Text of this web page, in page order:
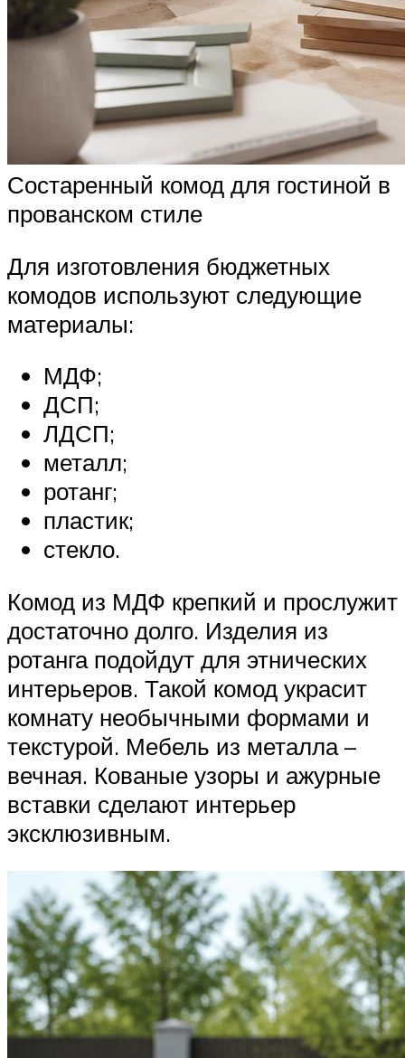
Состаренный комод для гостиной в
прованском стиле
Для изготовления бюджетных
комодов используют следующие
материалы:
МДФ;
ДСП;
ЛДСП;
металл;
ротанг;
пластик;
стекло.
Комод из МДФ крепкий и прослужит
достаточно долго. Изделия из
ротанга подойдут для этнических
интерьеров. Такой комод украсит
комнату необычными формами и
текстурой. Мебель из металла –
вечная. Кованые узоры и ажурные
вставки сделают интерьер
эксклюзивным.